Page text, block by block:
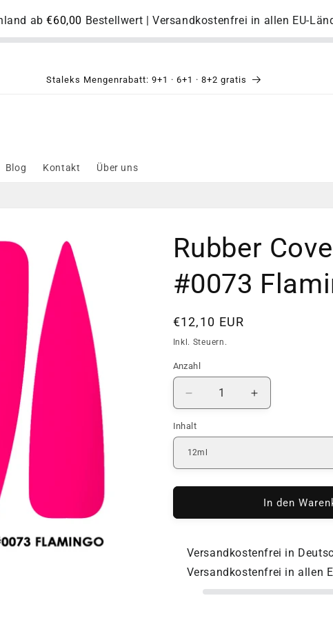
ab€60,00 Bestellwert | Versandkostenfrei in allen EU-
Staleks Mengenrabatt: 9+1 · 6+1 · 8+2 gratis
Blog Kontakt Über uns
Rubber
#0073
Normaler
Preis
€12,10 EUR
Inkl. Steuern.
Anzahl
Anzahl
Verringere
die
Menge
Rubber
Cover
Base
Flamingo
Erhöhe
die
Cover
Base
Flamingo
Inhalt
In den
Versandkostenfrei in
Versandkostenfrei in allen